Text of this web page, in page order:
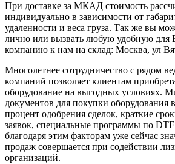
При доставке за МКАД стоимость
индивидуально в зависимости от
удаленности и веса груза. Так же вы
лично или вызвать любую удобную для
компанию к нам на склад: Москва, ул
Многолетнее сотрудничество с рядом
компаний позволяет клиентам
оборудование на выгодных условиях.
документов для покупки оборудования
процент одобрения сделок, краткие
заявок, специальные программы по
благодаря этим факторам уже сейчас
продаж совершается при содействии
организаций.